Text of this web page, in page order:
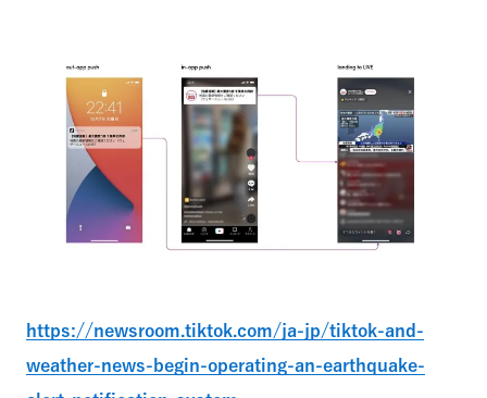
https://newsroom.tiktok.com/ja-jp/tiktok-and-
weather-news-begin-operating-an-earthquake-